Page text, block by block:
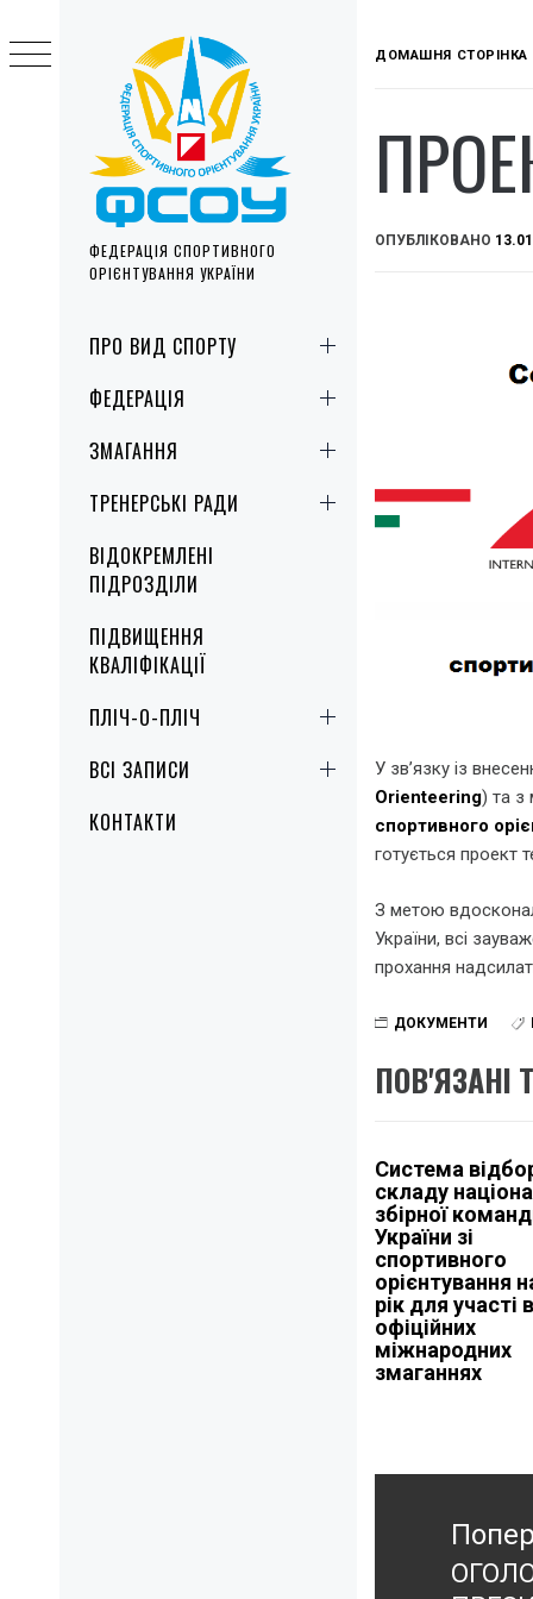
ФЕДЕРАЦІЯ СПОРТИВНОГО
ОРІЄНТУВАННЯ УКРАЇНИ
MenuПРО ВИД СПОРТУ
ФЕДЕРАЦІЯ
ЗМАГАННЯ
ТРЕНЕРСЬКІ РАДИ
ВІДОКРЕМЛЕНІ
ПІДРОЗДІЛИ
ПІДВИЩЕННЯ
КВАЛІФІКАЦІЇ
ПЛІЧ-О-ПЛІЧ
ВСІ ЗАПИСИ
КОНТАКТИ
to
content
ДОМАШНЯ СТОРІНКА
ОПУБЛІКОВАНО
У зв’язку із
Orienteering) та з
спортивного
готується проект
З метою
України, всі
прохання
ДОКУМЕНТИ
ПОВ'ЯЗАНІ
Система
складу
збірної
України зі
спортивного
орієнтування
рік для участі в
офіційних
міжнародних
змаганнях
Навігація
записів